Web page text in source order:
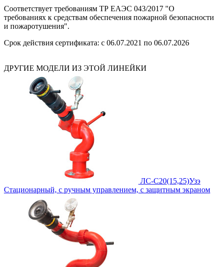
Соответствует требованиям ТР ЕАЭС 043/2017 "О
требованиях к средствам обеспечения пожарной безопасности
и пожаротушения".
Срок действия сертификата: с 06.07.2021 по 06.07.2026
ДРУГИЕ МОДЕЛИ ИЗ ЭТОЙ ЛИНЕЙКИ
ЛС-С20(15,25)Узэ
Стационарный, с ручным управлением, с защитным экраном